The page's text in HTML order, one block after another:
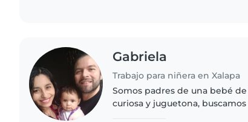
Gabriela
Trabajo para niñera en Xalapa
Somos padres de una bebé
curiosa y juguetona,